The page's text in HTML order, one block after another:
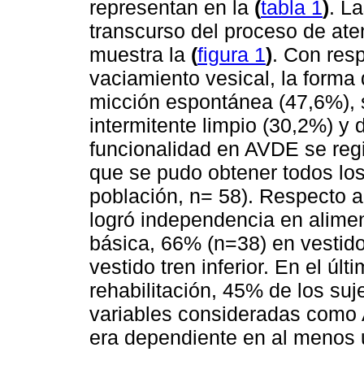
representan en la (tabla 1).
transcurso del proceso de
muestra la (figura 1). Con
vaciamiento vesical, la
micción espontánea
intermitente limpio (30,2%) y
funcionalidad en AVDE se
que se pudo obtener todos
población, n= 58). Respecto
logró independencia en
básica, 66% (n=38) en
vestido tren inferior. En el
rehabilitación, 45% de los
variables consideradas
era dependiente en al